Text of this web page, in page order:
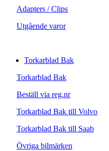
Adapters / Clips
Utgående varor
Torkarblad Bak
Torkarblad Bak
Beställ via reg.nr
Torkarblad Bak till Volvo
Torkarblad Bak till Saab
Övriga bilmärken